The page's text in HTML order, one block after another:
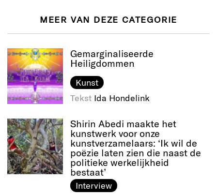
MEER VAN DEZE CATEGORIE
Gemarginaliseerde
Heiligdommen
Kunst
Tekst Ida Hondelink
Shirin Abedi maakte het
kunstwerk voor onze
kunstverzamelaars: ‘Ik wil de
poëzie laten zien die naast de
politieke werkelijkheid
bestaat’
Interview